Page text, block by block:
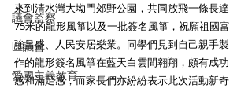
議會監察
區議會
愛國主義教育
來到清水灣大坳門郊野公園，共同放飛一條長達
75米的龍形風箏以及一批簽名風箏，祝願祖國富
強昌盛、人民安居樂業。同學們見到自己親手製
作的龍形簽名風箏在藍天白雲間翱翔，頗有成功
感和滿足感，而家長們亦紛紛表示此次活動新奇